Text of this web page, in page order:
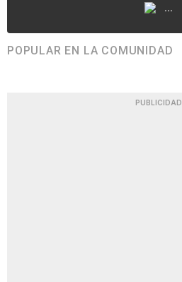
...
POPULAR EN LA COMUNIDAD
PUBLICIDAD